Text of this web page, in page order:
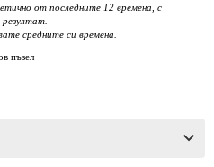
от последните 12 времена, с
средните си времена.
пъзел